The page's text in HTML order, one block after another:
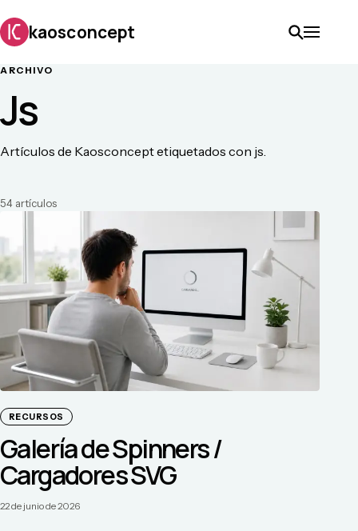
kaosconcept
ARCHIVO
Js
Artículos de Kaosconcept etiquetados con js.
54 artículos
RECURSOS
Galería de Spinners /
Cargadores SVG
22 de junio de 2026